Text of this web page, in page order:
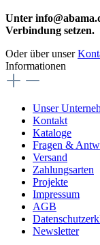
Unter
Verbindung setzen.
Oder über unser
Informationen
Unser
Kontakt
Kataloge
Fragen &
Versand
Zahlungsarten
Projekte
Impressum
AGB
Newsletter